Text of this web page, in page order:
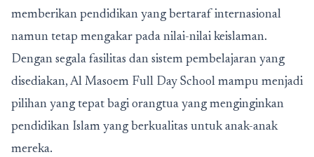
memberikan pendidikan yang bertaraf internasional
namun tetap mengakar pada nilai-nilai keislaman.
Dengan segala fasilitas dan sistem pembelajaran yang
disediakan, Al Masoem Full Day School mampu menjadi
pilihan yang tepat bagi orangtua yang menginginkan
pendidikan Islam yang berkualitas untuk anak-anak
mereka.